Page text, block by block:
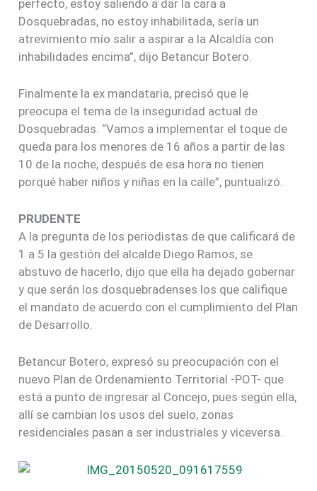
perfecto, estoy saliendo a dar la cara a
Dosquebradas, no estoy inhabilitada, sería un
atrevimiento mío salir a aspirar a la Alcaldía con
inhabilidades encima”, dijo Betancur Botero.
Finalmente la ex mandataria, precisó que le
preocupa el tema de la inseguridad actual de
Dosquebradas. “Vamos a implementar el toque de
queda para los menores de 16 años a partir de las
10 de la noche, después de esa hora no tienen
porqué haber niños y niñas en la calle”, puntualizó.
PRUDENTE
A la pregunta de los periodistas de que calificará de
1 a 5 la gestión del alcalde Diego Ramos, se
abstuvo de hacerlo, dijo que ella ha dejado gobernar
y que serán los dosquebradenses los que califique
el mandato de acuerdo con el cumplimiento del Plan
de Desarrollo.
Betancur Botero, expresó su preocupación con el
nuevo Plan de Ordenamiento Territorial -POT- que
está a punto de ingresar al Concejo, pues según ella,
allí se cambian los usos del suelo, zonas
residenciales pasan a ser industriales y viceversa.